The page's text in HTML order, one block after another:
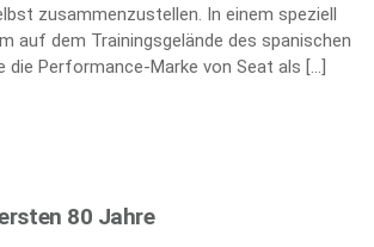
zusammenzustellen. In einem speziell
auf dem Trainingsgelände des spanischen
die Performance-Marke von Seat als […]
80 Jahre